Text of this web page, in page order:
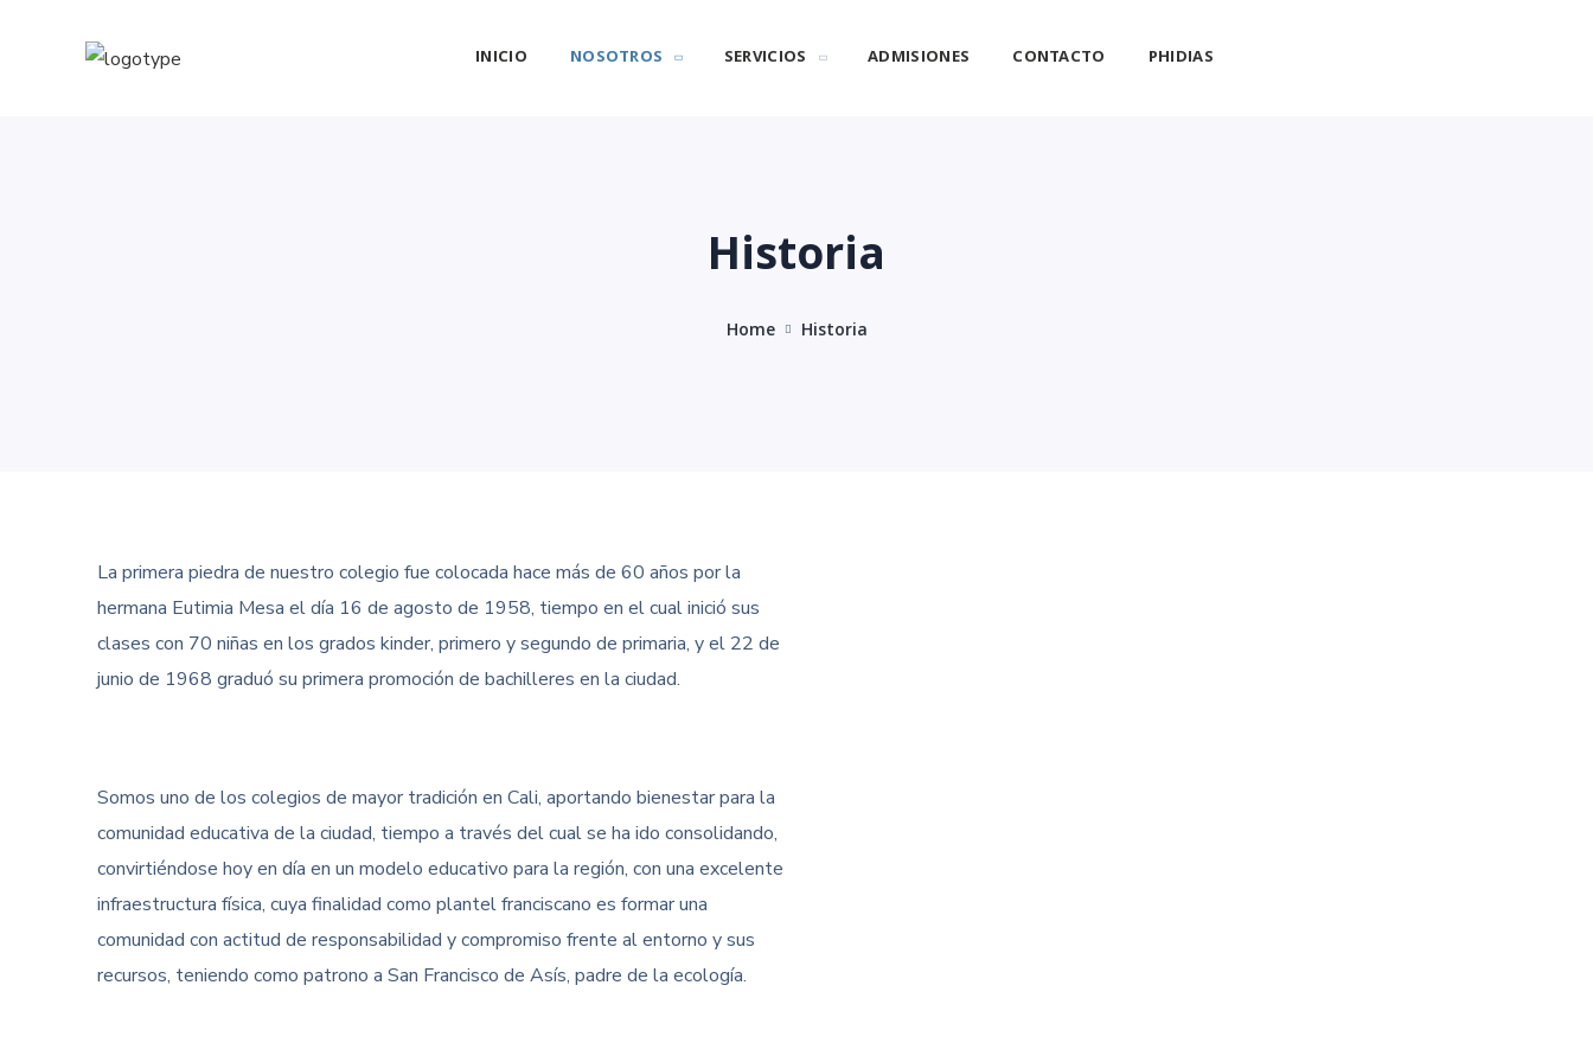
INICIO NOSOTROS SERVICIOS ADMISIONES CONTACTO PHIDIAS
Historia
Home Historia
La primera piedra de nuestro colegio fue colocada hace más de 60 años por la
hermana Eutimia Mesa el día 16 de agosto de 1958, tiempo en el cual inició sus
clases con 70 niñas en los grados kinder, primero y segundo de primaria, y el 22 de
junio de 1968 graduó su primera promoción de bachilleres en la ciudad.
Somos uno de los colegios de mayor tradición en Cali, aportando bienestar para la
comunidad educativa de la ciudad, tiempo a través del cual se ha ido consolidando,
convirtiéndose hoy en día en un modelo educativo para la región, con una excelente
infraestructura física, cuya finalidad como plantel franciscano es formar una
comunidad con actitud de responsabilidad y compromiso frente al entorno y sus
recursos, teniendo como patrono a San Francisco de Asís, padre de la ecología.